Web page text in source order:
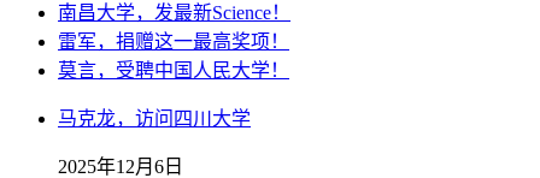
南昌大学，发最新Science！
雷军，捐赠这一最高奖项！
莫言，受聘中国人民大学！
马克龙，访问四川大学
2025年12月6日